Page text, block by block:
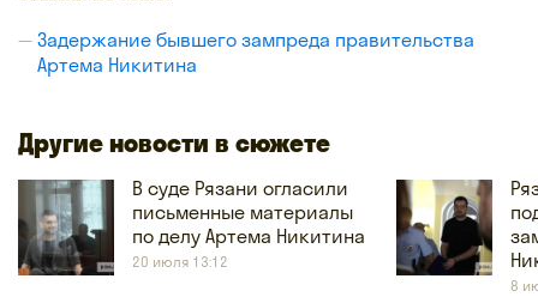
Задержание бывшего зампреда правительства
Артема Никитина
Другие новости в сюжете
В суде Рязани огласили
письменные материалы
по делу Артема Никитина
20 июля 13:12
8